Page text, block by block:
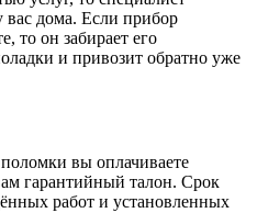
вас дома. Если прибор
то он забирает его
и привозит обратно уже
вы оплачиваете
гарантийный талон. Срок
работ и установленных